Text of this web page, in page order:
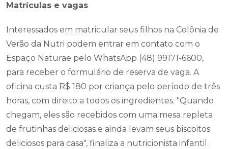
Matrículas e vagas
Interessados em matricular seus filhos na Colônia de
Verão da Nutri podem entrar em contato com o
Espaço Naturae pelo WhatsApp (48) 99171-6600,
para receber o formulário de reserva de vaga. A
oficina custa R$ 180 por criança pelo período de três
horas, com direito a todos os ingredientes. "Quando
chegam, eles são recebidos com uma mesa repleta
de frutinhas deliciosas e ainda levam seus biscoitos
deliciosos para casa", finaliza a nutricionista infantil.